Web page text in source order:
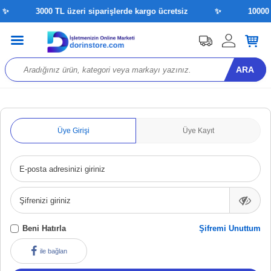
3000 TL üzeri siparişlerde kargo ücretsiz ✨
ARA
Üye Girişi Üye Kayıt
E-posta adresinizi giriniz
Şifrenizi giriniz
Beni Hatırla Şifremi Unuttum
ile bağlan